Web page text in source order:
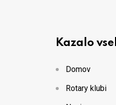
Kazalo
Domov
Rotary klubi